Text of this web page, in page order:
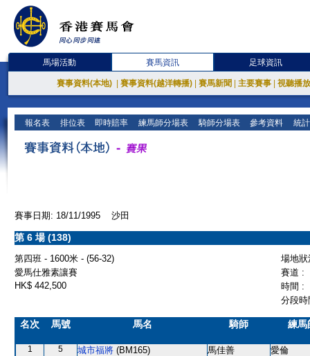
馬場活動 賽馬資訊 足球資訊
賽事資料(本地) 賽事資料(越洋轉播) 賽馬新聞 主要賽事 視聽播
報名表 排位表 即時賠率 練馬師分場表 騎師分場表 參考資料 統
賽事日期: 18/11/1995 沙田
第 6 場 (138)
第四班 - 1600米 - (56-32)
場地
愛馬仕雅素讓賽
賽道 :
HK$ 442,500
時間 :
分段
名次 馬號 馬名 騎師 練馬
1 5 城市福將 (BM165) 馬佳善 愛倫